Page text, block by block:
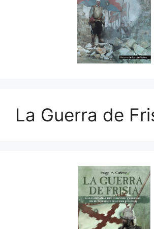
La Guerra de